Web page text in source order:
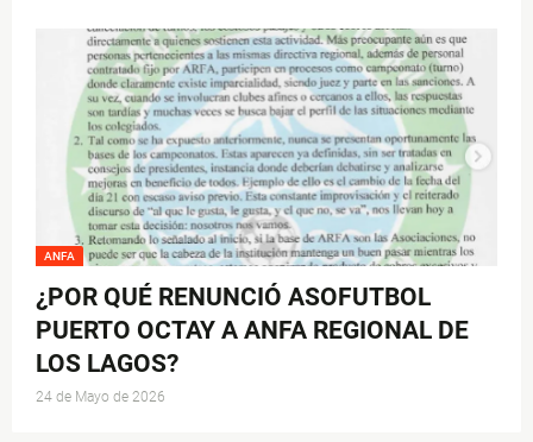
ANFA
¿POR QUÉ RENUNCIÓ ASOFUTBOL
PUERTO OCTAY A ANFA REGIONAL DE
LOS LAGOS?
24 de Mayo de 2026